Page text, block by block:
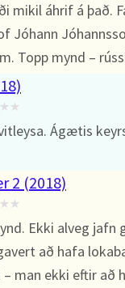
mikil áhrif á það.
Jóhann
Topp mynd –
Ágætis
2 (2018)
Ekki alveg jafn
að hafa
man ekki eftir að